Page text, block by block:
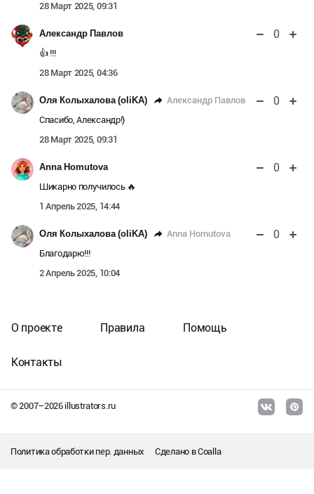
28 Март 2025, 09:31
Александр Павлов 0
👍 !!!
28 Март 2025, 04:36
Оля Колыхалова (oliKA) Александр Павлов 0
Спасибо, Александр!)
28 Март 2025, 09:31
Anna Homutova 0
Шикарно получилось 🔥
1 Апрель 2025, 14:44
Оля Колыхалова (oliKA) Anna Homutova 0
Благодарю!!!
2 Апрель 2025, 10:04
© 2007–2026illustrators.ru
О проекте Правила Помощь
Контакты
Политика обработки пер. данных Сделано вCoalla